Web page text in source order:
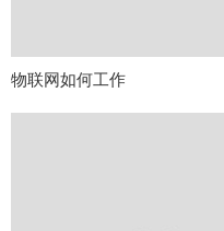
物联网如何工作